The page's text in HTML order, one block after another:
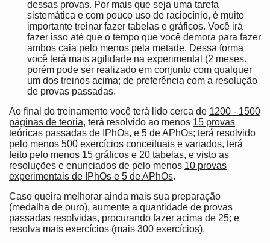
dessas provas. Por mais que seja uma tarefa
sistemática e com pouco uso de raciocínio, é muito
importante treinar fazer tabelas e gráficos. Você irá
fazer isso até que o tempo que você demora para fazer
ambos caia pelo menos pela metade. Dessa forma
você terá mais agilidade na experimental (2 meses.
porém pode ser realizado em conjunto com qualquer
um dos treinos acima; de preferência com a resolução
de provas passadas.
Ao final do treinamento você terá lido cerca de 1200 - 1500
páginas de teoria, terá resolvido ao menos 15 provas
teóricas passadas de IPhOs, e 5 de APhOs; terá resolvido
pelo menos 500 exercícios conceituais e variados, terá
feito pelo menos 15 gráficos e 20 tabelas, e visto as
resoluções e enunciados de pelo menos 10 provas
experimentais de IPhOs e 5 de APhOs.
Caso queira melhorar ainda mais sua preparação
(medalha de ouro), aumente a quantidade de provas
passadas resolvidas, procurando fazer acima de 25; e
resolva mais exercícios (mais 300 exercícios).